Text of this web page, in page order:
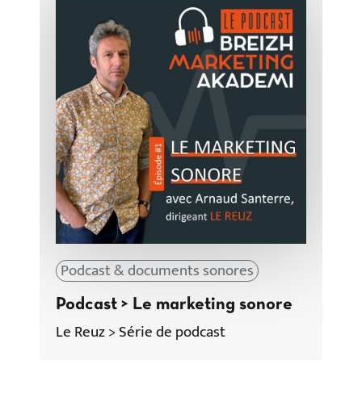
Podcast & documents sonores
Podcast > Le marketing sonore
Le Reuz > Série de podcast